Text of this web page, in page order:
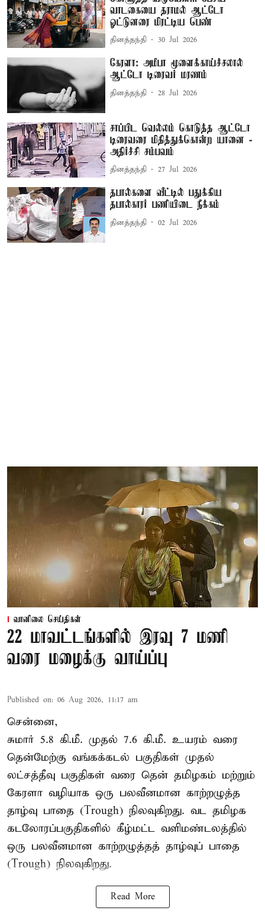
வாடகையை தராமல் ஆட்டோ
ஓட்டுனரை மிரட்டிய பெண்
தினத்தந்தி 30 Jul 2026
கேரளா: அமீபா மூளைக்காய்ச்சலால்
ஆட்டோ டிரைவர் மரணம்
தினத்தந்தி 28 Jul 2026
சாப்பிட வெல்லம் கொடுத்த ஆட்டோ
டிரைவரை மிதித்துக்கொன்ற யானை -
அதிர்ச்சி சம்பவம்
தினத்தந்தி 27 Jul 2026
தபால்களை வீட்டில் பதுக்கிய
தபால்காரர் பணியிடை நீக்கம்
தினத்தந்தி 02 Jul 2026
வானிலை செய்திகள்
22 மாவட்டங்களில் இரவு 7 மணி
வரை மழைக்கு வாய்ப்பு
Published on: 06 Aug 2026, 11:17 am
சென்னை,
சுமார் 5.8 கி.மீ. முதல் 7.6 கி.மீ. உயரம் வரை
தென்மேற்கு வங்கக்கடல் பகுதிகள் முதல்
லட்சத்தீவு பகுதிகள் வரை தென் தமிழகம் மற்றும்
கேரளா வழியாக ஒரு பலவீனமான காற்றழுத்த
தாழ்வு பாதை (Trough) நிலவுகிறது. வட தமிழக
கடலோரப்பகுதிகளில் கீழ்மட்ட வளிமண்டலத்தில்
ஒரு பலவீனமான காற்றழுத்தத் தாழ்வுப் பாதை
(Trough) நிலவுகிறது.
Read More